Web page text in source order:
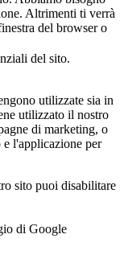
Altrimenti ti verrà
del browser o
del sito.
utilizzate sia in
utilizzato il nostro
di marketing, o
l'applicazione per
sito puoi disabilitare
di Google